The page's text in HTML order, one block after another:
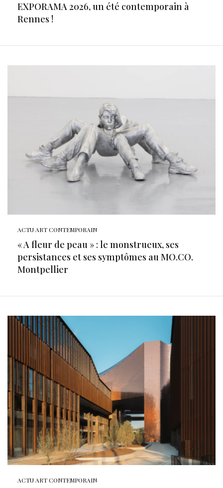
EXPORAMA 2026, un été contemporain à
Rennes !
ACTU ART CONTEMPORAIN
« A fleur de peau » : le monstrueux, ses
persistances et ses symptômes au MO.CO.
Montpellier
ACTU ART CONTEMPORAIN